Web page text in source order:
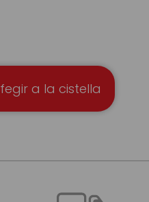
a la cistella